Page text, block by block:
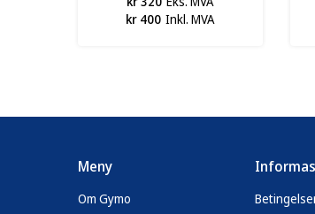
kr 400 Inkl. MVA
Meny
Om Gymo